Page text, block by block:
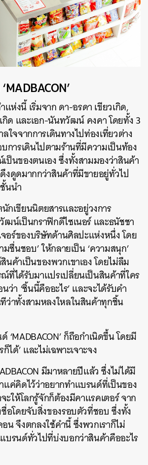
แห่งนี้ เริ่มจาก ดา-อรดา เขียวเกิด,
กิด และเอก-นันทวัฒน์ คงคา โดยทั้ง 3
ใจจากการเดินทางไปท่องเที่ยวต่าง
การเดินไปตามร้านที่มีความเป็นท้อง
ป็นของตนเอง ซึ่งทั้งสามมองว่าสินค้า
งดูดมากกว่าสินค้าที่มีขายอยู่ทั่วไป
นนำ
กเขียนนิตยสารและอยู่วงการ
น์เป็นกราฟิกดีไซเนอร์ และธนัชชา
จอร์ของบริษัทด้านศิลปะแห่งหนึ่ง โดย
ชื่นชอบ’ ให้กลายเป็น ‘ความสนุก’
ค้าเป็นของพวกเขาเอง โดยไม่ลืม
ที่ได้รับมาแปรเปลี่ยนเป็นสินค้าที่ใคร
ว่า ‘ชิ้นนี้คืออะไร’ และจะได้รับคำ
ว่าทั้งสามหลงใหลในสินค้าทุกชิ้น
‘MADBACON’ ก็ถือกำเนิดขึ้น โดยมี
ได้’ และไม่เฉพาะเจาะจง
มีมาหลายปีแล้ว ซึ่งไม่ได้มี
แค่คิดไว้ว่าอยากทำแบรนด์ที่เป็นของ
ะให้โลกรู้จักก็ต้องมีคาแรคเตอร์ จาก
อโดยจับสิ่งของรอบตัวที่ชอบ ซึ่งทั้ง
น จึงตกลงใช้คำนี้ ซึ่งพวกเราก็ไม่
บรนด์ทั่วไปที่บ่งบอกว่าสินค้าคืออะไร